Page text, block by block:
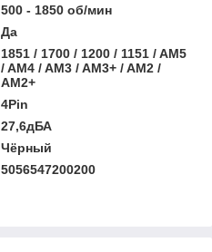
500 - 1850 об/мин
Да
1851 / 1700 / 1200 / 1151 / AM5
/ AM4 / AM3 / AM3+ / AM2 /
AM2+
4Pin
27,6дБА
Чёрный
5056547200200